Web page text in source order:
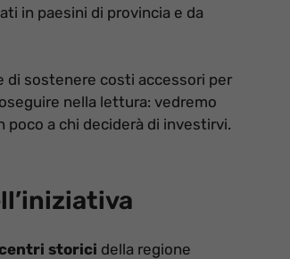
in paesini di provincia e da
di sostenere costi accessori per
nella lettura: vedremo
a chi deciderà di investirvi.
storici della regione